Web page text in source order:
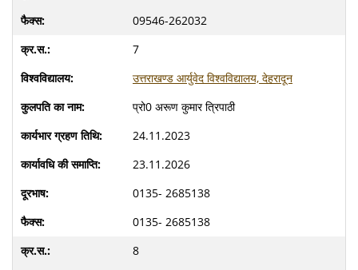
09546-262032
7
उत्तराखण्ड आर्युवेद विश्वविद्यालय, देहरादून
प्रो0 अरूण कुमार त्रिपाठी
24.11.2023
23.11.2026
0135- 2685138
0135- 2685138
8